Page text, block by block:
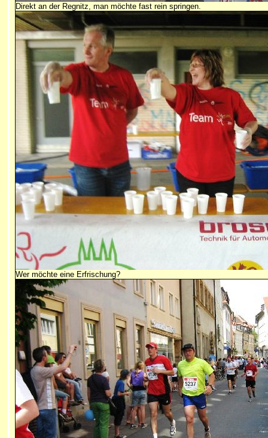
Direkt an der Regnitz, man möchte fast rein springen.
Wer möchte eine Erfrischung?